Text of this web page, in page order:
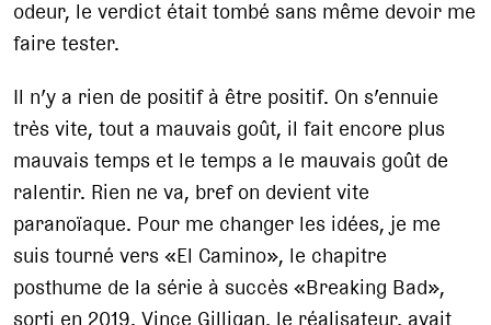
odeur, le verdict était tombé sans même devoir me
faire tester.
Il n’y a rien de positif à être positif. On s’ennuie
très vite, tout a mauvais goût, il fait encore plus
mauvais temps et le temps a le mauvais goût de
ralentir. Rien ne va, bref on devient vite
paranoïaque. Pour me changer les idées, je me
suis tourné vers «El Camino», le chapitre
posthume de la série à succès «Breaking Bad»,
sorti en 2019. Vince Gilligan, le réalisateur, avait